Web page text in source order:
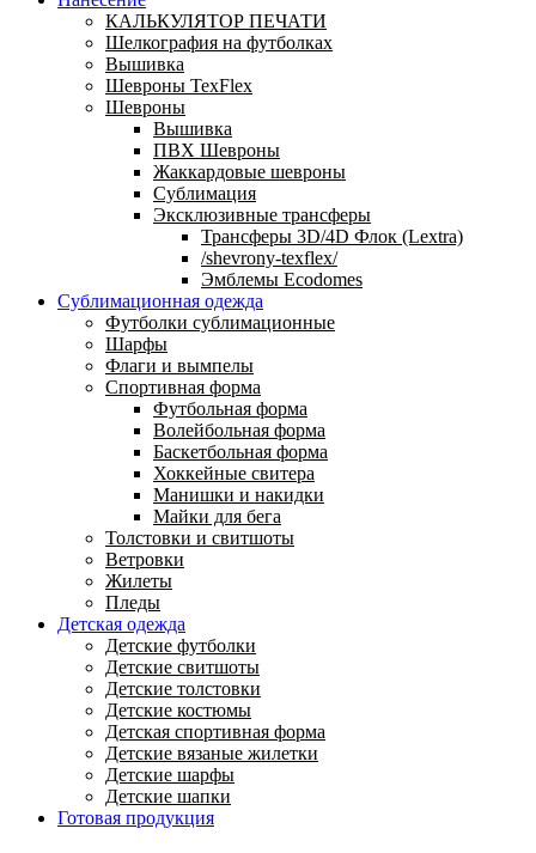
КАЛЬКУЛЯТОР ПЕЧАТИ
Шелкография на футболках
Вышивка
Шевроны TexFlex
Шевроны
Вышивка
ПВХ Шевроны
Жаккардовые шевроны
Сублимация
Эксклюзивные трансферы
Трансферы 3D/4D Флок (Lextra)
/shevrony-texflex/
Эмблемы Ecodomes
Сублимационная одежда
Футболки сублимационные
Шарфы
Флаги и вымпелы
Спортивная форма
Футбольная форма
Волейбольная форма
Баскетбольная форма
Хоккейные свитера
Манишки и накидки
Майки для бега
Толстовки и свитшоты
Ветровки
Жилеты
Пледы
Детская одежда
Детские футболки
Детские свитшоты
Детские толстовки
Детские костюмы
Детская спортивная форма
Детские вязаные жилетки
Детские шарфы
Детские шапки
Готовая продукция